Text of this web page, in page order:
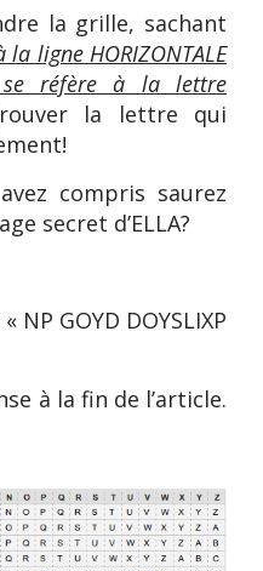
la grille, sachant
ligne HORIZONTALE
se réfère à la lettre
la lettre qui
compris saurez
secret d’ELLA?
GOYD DOYSLIXP
à la fin de l’article.